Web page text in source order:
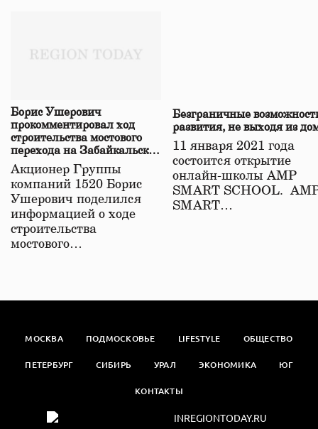
Борис Ушерович
прокомментировал ход
строительства мостового
перехода на Забайкальской
железной дороге
Акционер Группы
компаний 1520 Борис
Ушерович поделился
информацией о ходе
строительства
мостового…
Безграничные
развития, не выходя из
11 января 2021 года
состоится открытие
онлайн-школы АМР
SMART SCHOOL.
SMART…
МОСКВА ПОДМОСКОВЬЕ LIFESTYLE ОБЩЕСТВО
ПЕТЕРБУРГ СИБИРЬ УРАЛ ЭКОНОМИКА ЮГ
КОНТАКТЫ